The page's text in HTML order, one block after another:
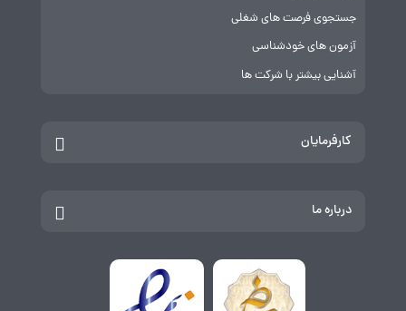
جستجوی فرصت های شغلی
آزمون های خودشناسی
آشنایی بیشتر با شرکت ها
کارفرمایان
درباره ما